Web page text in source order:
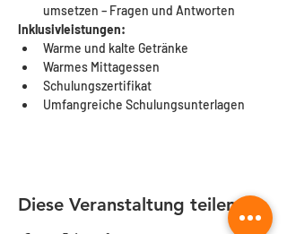
umsetzen – Fragen und Antworten
Inklusivleistungen:
Warme und kalte Getränke
Warmes Mittagessen
Schulungszertifikat
Umfangreiche Schulungsunterlagen
Diese Veranstaltung teilen